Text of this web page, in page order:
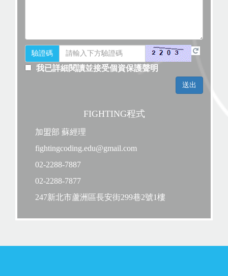
驗證碼
我已詳細閱讀並接受個資保護聲明
FIGHTING程式
加盟部 蘇經理
fightingcoding.edu@gmail.com
02-2288-7887
02-2288-7877
247新北市蘆洲區長安街299巷2號1樓